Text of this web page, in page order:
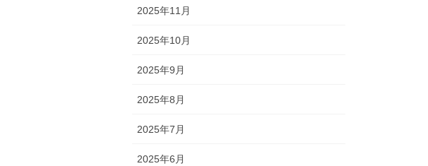
2025年11月
2025年10月
2025年9月
2025年8月
2025年7月
2025年6月